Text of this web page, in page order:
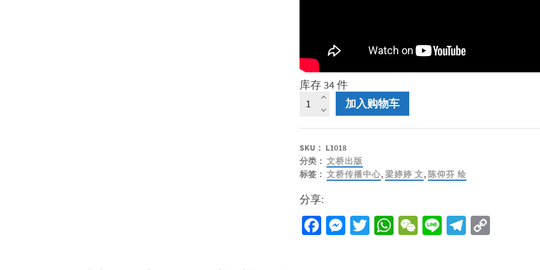
库存 34 件
文
桥
探
索
卡
订
版）
数
加入购物车
SKU： L1018
分类： 文桥出版
标签： 文桥传播中心,梁婷婷 文, 陈仰芬 绘
分享:
Facebook
Messenger
Twitter
WhatsApp
WeChat
LineTelegram
Copy